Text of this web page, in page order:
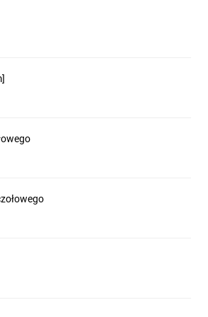
do specyficznych potrzeb
maszyn.
konstrukcja
dopasowanie do różnych